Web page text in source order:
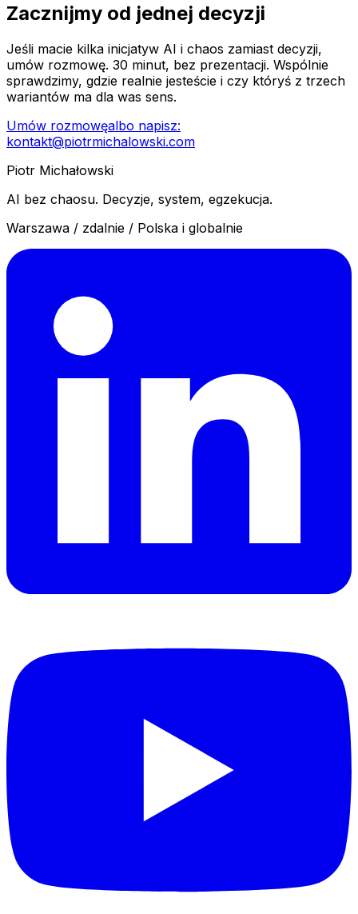
Zacznijmy od jednej decyzji
Jeśli macie kilka inicjatyw AI i chaos zamiast decyzji,
umów rozmowę. 30 minut, bez prezentacji. Wspólnie
sprawdzimy, gdzie realnie jesteście i czy któryś z trzech
wariantów ma dla was sens.
Umów rozmowęalbo napisz:
kontakt@piotrmichalowski.com
Piotr Michałowski
AI bez chaosu. Decyzje, system, egzekucja.
Warszawa / zdalnie / Polska i globalnie